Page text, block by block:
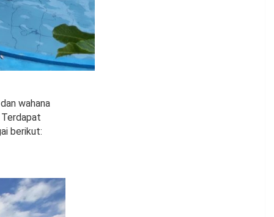
wahana
Terdapat
berikut: